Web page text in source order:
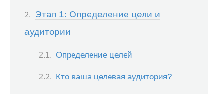
Этап 1: Определение цели и
аудитории
Определение целей
Кто ваша целевая аудитория?